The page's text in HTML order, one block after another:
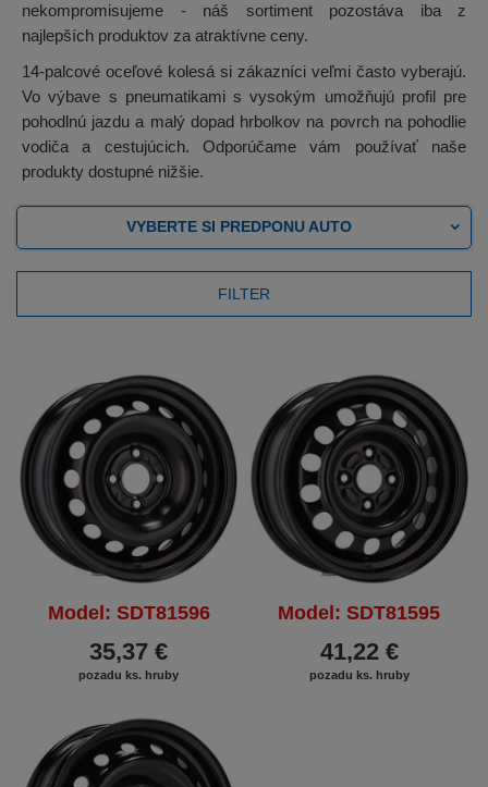
nekompromisujeme - náš sortiment pozostáva iba z
najlepších produktov za atraktívne ceny.
14-palcové oceľové kolesá si zákazníci veľmi často vyberajú.
Vo výbave s pneumatikami s vysokým umožňujú profil pre
pohodlnú jazdu a malý dopad hrbolkov na povrch na pohodlie
vodiča a cestujúcich. Odporúčame vám používať naše
produkty dostupné nižšie.
VYBERTE SI PREDPONU AUTO
FILTER
Model: SDT81596
35,37 €
pozadu ks. hruby
Model: SDT81595
41,22 €
pozadu ks. hruby